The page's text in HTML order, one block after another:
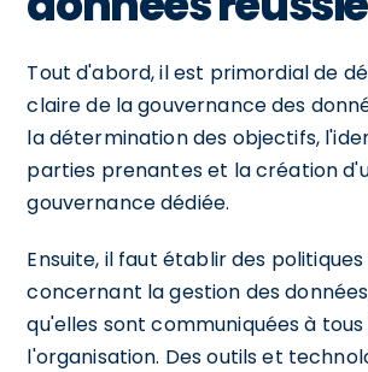
Tout d'abord, il est primordial de
claire de la gouvernance des
la détermination des objectifs,
parties prenantes et la création
gouvernance dédiée.
Ensuite, il faut établir des
concernant la gestion des
qu'elles sont communiquées à tous
l'organisation. Des outils et